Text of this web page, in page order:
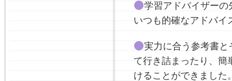
学習アドバイザーの
いつも的確なアドバイ
実力に合う参考書
て行き詰まったり、簡
けることができました。